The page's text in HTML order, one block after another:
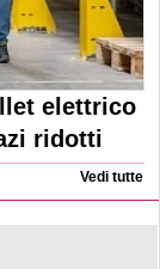
elettrico
ridotti
Vedi tutte